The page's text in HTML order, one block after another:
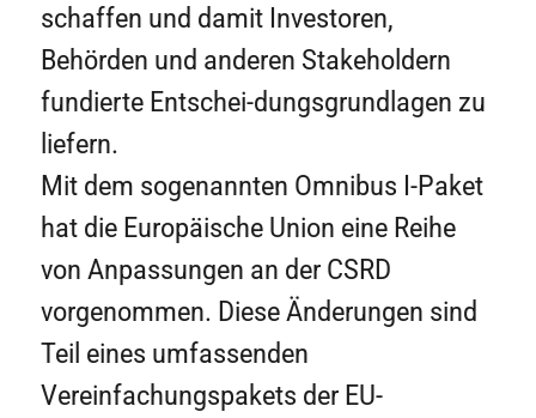
schaffen und damit Investoren,
Behörden und anderen Stakeholdern
fundierte Entschei-dungsgrundlagen zu
liefern.
Mit dem sogenannten Omnibus I-Paket
hat die Europäische Union eine Reihe
von Anpassungen an der CSRD
vorgenommen. Diese Änderungen sind
Teil eines umfassenden
Vereinfachungspakets der EU-